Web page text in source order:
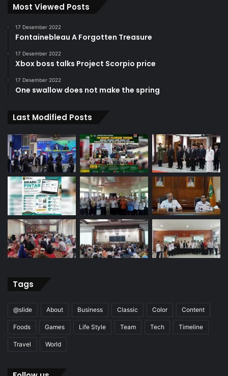
Most Viewed Posts
17 Desember 2022
Fontainebleau A Forgotten Treasure
17 Desember 2022
Xbox boss talks Project Scorpio price
17 Desember 2022
One swallow does not make the spring
Last Modified Posts
Tags
@slide About Business Classic Color Content
Foods Games Life Style Team Tech Timeline
Travel World